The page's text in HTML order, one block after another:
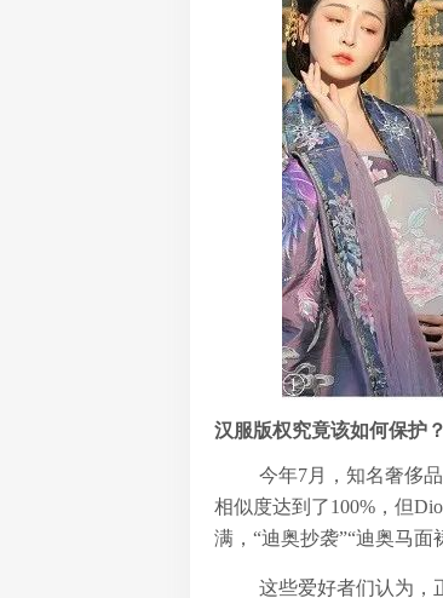
汉服版权究竟该如何保护？
今年7月，知名奢侈
相似度达到了100%，但
满，“迪奥抄袭”“迪奥马面
这些爱好者们认为，